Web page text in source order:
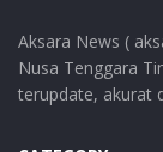
Aksara News (
Nusa Tenggara
terupdate, akurat